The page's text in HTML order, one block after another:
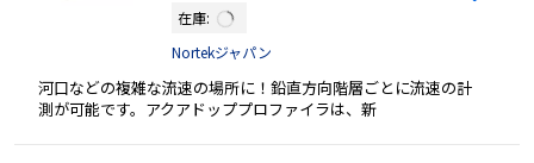
在庫:
Nortekジャパン
河口などの複雑な流速の場所に！鉛直方向階層ごとに流速の計
測が可能です。アクアドッププロファイラは、新